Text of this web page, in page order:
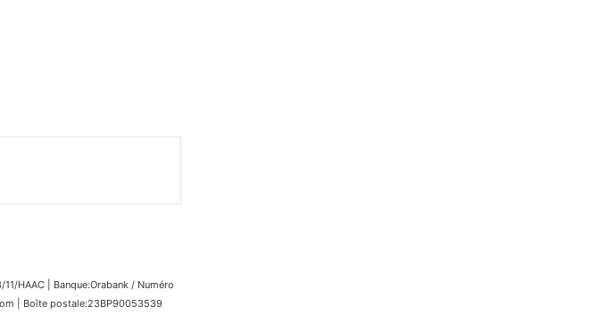
HAAC | Banque:Orabank / Numéro
| Boîte postale:23BP90053539